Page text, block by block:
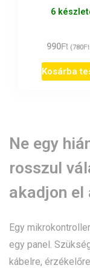
6
990Ft (780Ft
Kosárba
Ne egy
rosszul
akadjon el
Egy
egy panel.
kábelre,